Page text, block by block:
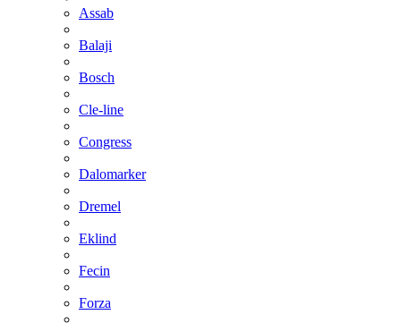
Assab
Balaji
Bosch
Cle-line
Congress
Dalomarker
Dremel
Eklind
Fecin
Forza